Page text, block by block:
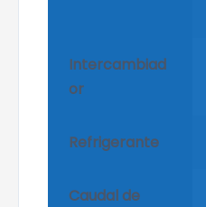
Intercambiad
or
Refrigerante
Caudal de